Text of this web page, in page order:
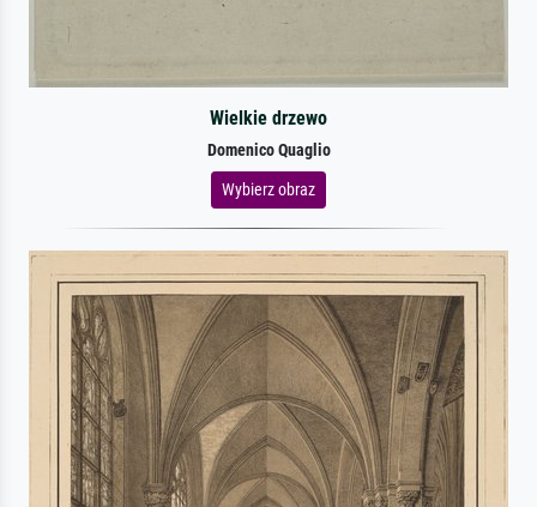
Wielkie drzewo
Domenico Quaglio
Wybierz obraz